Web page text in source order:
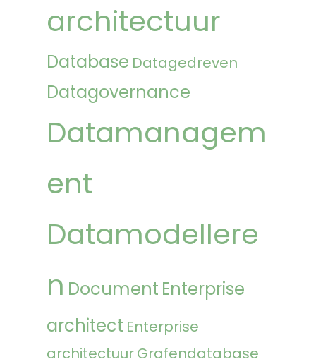
architectuur
Database Datagedreven
Datagovernance
Datamanagem
ent
Datamodellere
n Document Enterprise
architect Enterprise
architectuurGrafendatabase